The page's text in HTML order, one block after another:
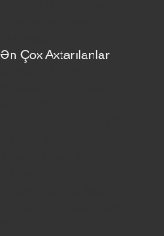
Ən Çox Axtarılanlar